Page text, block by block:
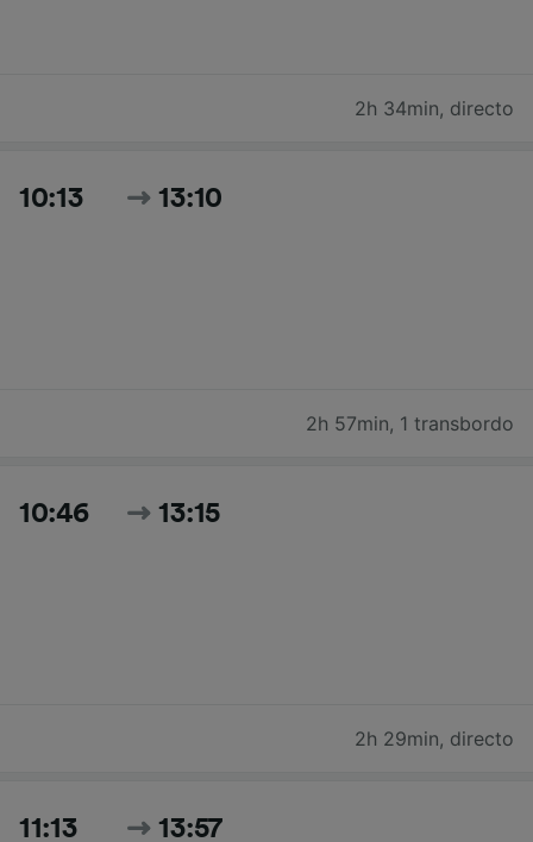
2h 34min, directo
10:13 13:10
2h 57min, 1 transbordo
10:46 13:15
2h 29min, directo
11:13 13:57